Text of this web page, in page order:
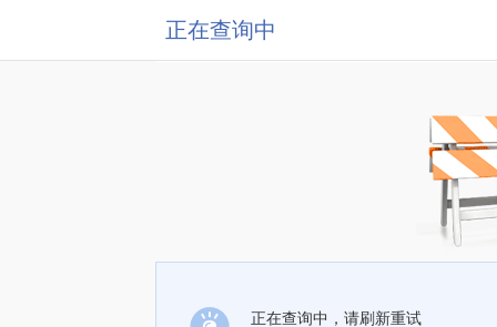
正在查询中
正在查询中，请刷新重试